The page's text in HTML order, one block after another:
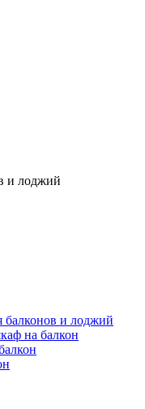
и лоджий
и лоджий
на балкон